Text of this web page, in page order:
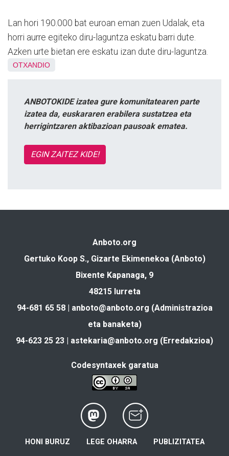
Lan hori 190.000 bat euroan eman zuen Udalak, eta
horri aurre egiteko diru-laguntza eskatu barri dute.
Azken urte bietan ere eskatu izan dute diru-laguntza.
OTXANDIO
ANBOTOKIDE izatea gure komunitatearen parte
izatea da, euskararen erabilera sustatzea eta
herrigintzaren aktibazioan pausoak ematea.
EGIN ZAITEZ KIDE!
Anboto.org
Gertuko Koop S., Gizarte Ekimenekoa (Anboto)
Bixente Kapanaga, 9
48215 Iurreta
94-681 65 58 | anboto@anboto.org (Administrazioa
eta banaketa)
94-623 25 23 | astekaria@anboto.org (Erredakzioa)
Codesyntaxek garatua
HONI BURUZ LEGE OHARRA PUBLIZITATEA